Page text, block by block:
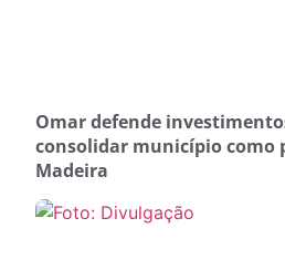
Omar defende
consolidar município como
Madeira